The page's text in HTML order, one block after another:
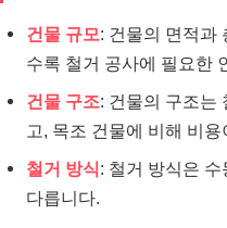
건물 규모: 건물의 면적과
수록 철거 공사에 필요한
건물 구조: 건물의 구조는
고, 목조 건물에 비해 비용
철거 방식: 철거 방식은
다릅니다.